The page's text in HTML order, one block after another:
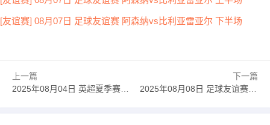
[友谊赛] 08月07日 足球友谊赛 阿森纳vs比利亚雷亚尔 下半场
上一篇
2025年08月04日 英超夏季赛 伯恩茅斯vs西汉姆联 全场录像
下一篇
2025年08月08日 足球友谊赛 里奥阿维vs利雅得胜利 全场录像